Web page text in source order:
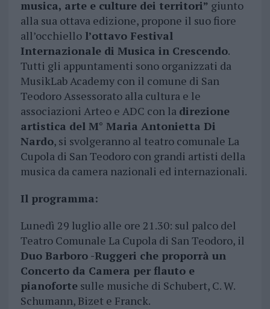
musica, arte e culture dei territori” giunto
alla sua ottava edizione, propone il suo fiore
all’occhiellol’ottavo Festival
Internazionale di Musica in Crescendo.
Tutti gli appuntamenti sono organizzati da
MusikLab Academy con il comune di San
Teodoro Assessorato alla cultura e le
associazioni Arteo e ADC con la direzione
artistica del M° Maria Antonietta Di
Nardo, si svolgeranno al teatro comunale La
Cupola di San Teodoro con grandi artisti della
musica da camera nazionali ed internazionali.
Il programma:
Lunedì 29 luglio alle ore 21.30: sul palco del
Teatro Comunale La Cupola di San Teodoro, il
Duo Barboro -Ruggeri che proporrà un
Concerto da Camera per flauto e
pianofortesulle musiche di Schubert, C. W.
Schumann, Bizet e Franck.